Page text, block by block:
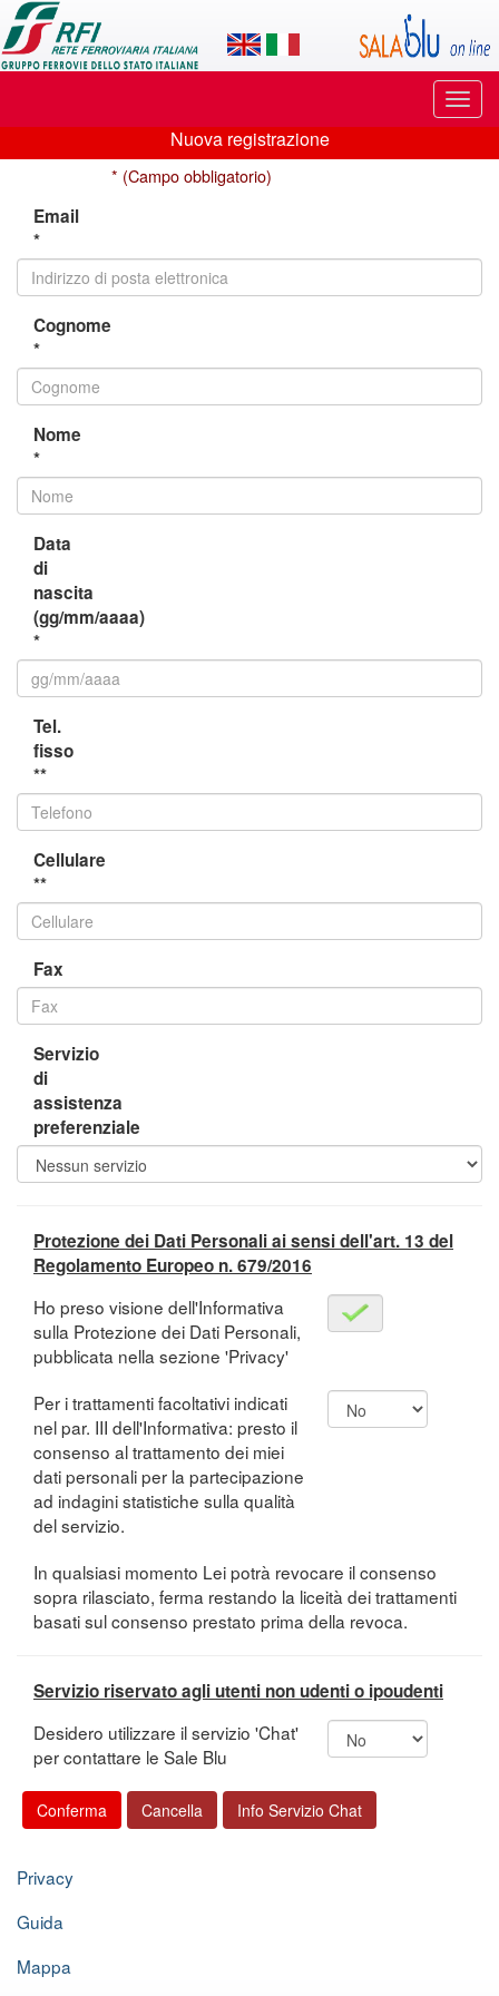
Applicazione
SalaBlu
Online
di
Ferroviaria
Italiana
di
Nuova
registrazione
Nuova registrazione
* (Campo obbligatorio)
Email
*
Cognome
*
Nome
*
Data
di
nascita
(gg/mm/aaaa)
*
Tel.
fisso
**
Cellulare
**
Fax
Servizio
di
assistenza
preferenziale
Protezione dei Dati Personali ai sensi dell'art. 13 del
Regolamento Europeo n. 679/2016
Ho preso visione dell'Informativa
sulla Protezione dei Dati Personali,
pubblicata nella sezione 'Privacy'
Per i trattamenti facoltativi indicati
nel par. III dell'Informativa: presto il
consenso al trattamento dei miei
dati personali per la partecipazione
ad indagini statistiche sulla qualità
del servizio.
In qualsiasi momento Lei potrà revocare il consenso
sopra rilasciato, ferma restando la liceità dei trattamenti
basati sul consenso prestato prima della revoca.
Servizio riservato agli utenti non udenti o ipoudenti
Desidero utilizzare il servizio 'Chat'
per contattare le Sale Blu
Privacy
Guida
Mappa